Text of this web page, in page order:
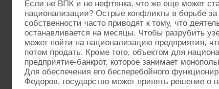
Если не ВПК и не нефтянка, что же еще может
национализации? Острые конфликты в борьбе за
собственности часто приводят к тому, что
останавливается на месяцы. Чтобы разрубить
может пойти на национализацию предприятия,
потом продать. Кроме того, объектом для
предприятие-банкрот, которое занимает
Для обеспечения его бесперебойного
Федоров, государство может принять решение о